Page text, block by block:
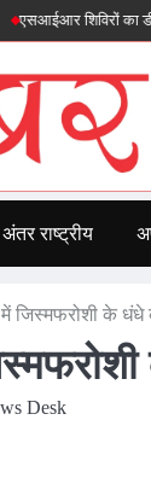
का डीएम ने किया
अंतर राष्ट्रीय
जिस्मफरोशी के धंधे
Desk